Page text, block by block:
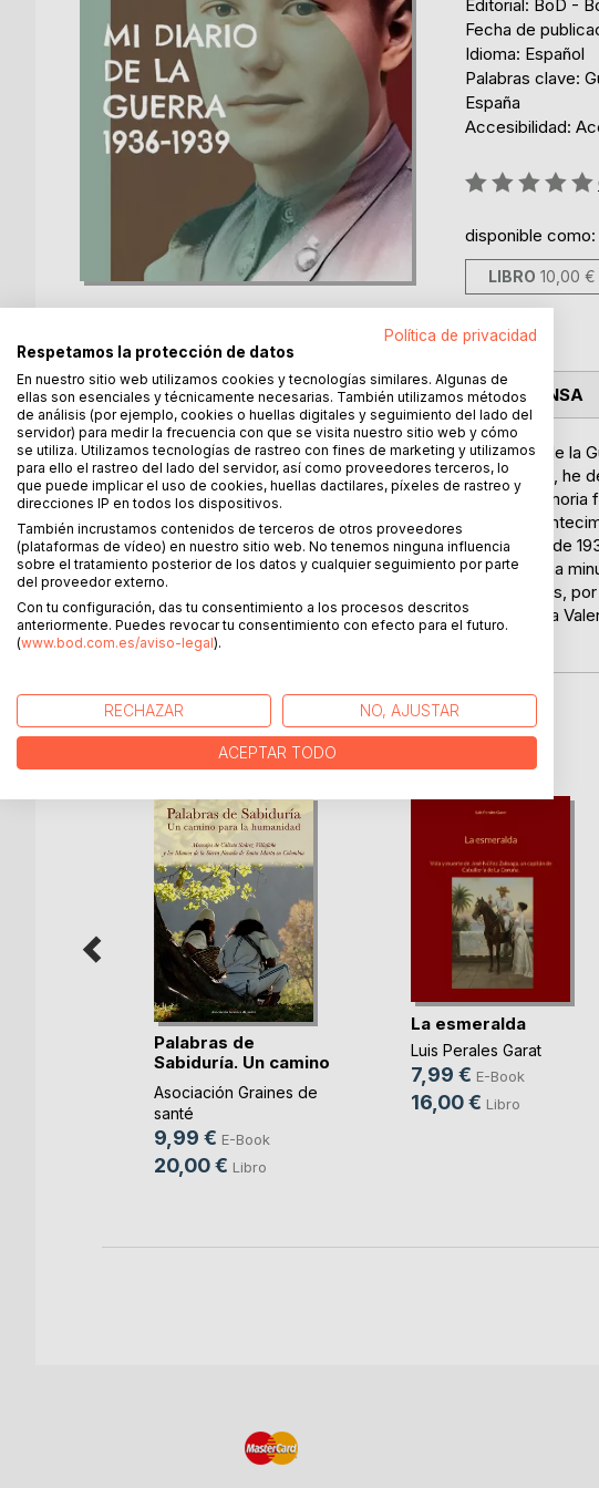
Editorial: BoD -
Fecha de
Idioma: Español
Palabras clave:
España
Accesibilidad:
Rating:
disponible como:
LIBRO 10,00 €
DESCRIPCIÓN
Ahora, cuando han trascurrido 84 años de la terminación de la
años del nacimiento del autor y quince de su fallecimiento, he
redactó. Al publicar el libro, mi esperanza sería que la
que sea, a una visión verídica de aquellos dramáticos
unas escuetas anotaciones ocasionales que, desde junio de
guerra percibida por él. En sus páginas, el autor recoge una
como bélicas, que vivió en los frentes del Pirineo aragonés,
Castellón, en el avance del Ejército nacional en dirección a
cuando el soldado, ya licenciado, regresó a casa.
SOBRE EL AUTOR EN LA PRENSA
MÁS TÍTULOS DEBoD
Palabras de
Sabiduría. Un camino
p(...)
Asociación Graines de
santé
9,99 € E-Book
20,00 € Libro
La esmeralda
Luis Perales Garat
7,99 € E-Book
16,00 € Libro
Política de privacidad
Respetamos la protección de datos
En nuestro sitio web utilizamos cookies y tecnologías similares. Algunas de
ellas son esenciales y técnicamente necesarias. También utilizamos métodos
de análisis (por ejemplo, cookies o huellas digitales y seguimiento del lado del
servidor) para medir la frecuencia con que se visita nuestro sitio web y cómo
se utiliza. Utilizamos tecnologías de rastreo con fines de marketing y utilizamos
para ello el rastreo del lado del servidor, así como proveedores terceros, lo
que puede implicar el uso de cookies, huellas dactilares, píxeles de rastreo y
direcciones IP en todos los dispositivos.
También incrustamos contenidos de terceros de otros proveedores
(plataformas de vídeo) en nuestro sitio web. No tenemos ninguna influencia
sobre el tratamiento posterior de los datos y cualquier seguimiento por parte
del proveedor externo.
Con tu configuración, das tu consentimiento a los procesos descritos
anteriormente. Puedes revocar tu consentimiento con efecto para el futuro.
(www.bod.com.es/aviso-legal).
RECHAZAR NO, AJUSTAR
ACEPTAR TODO